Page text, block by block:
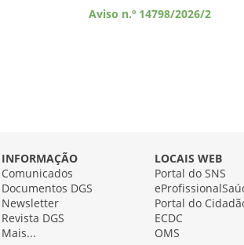
Aviso n.º 14798/2026/2
INFORMAÇÃO
Comunicados
Documentos DGS
Newsletter
Revista DGS
Mais...
LOCAIS WEB
Portal do SNS
Portal do
ECDC
OMS